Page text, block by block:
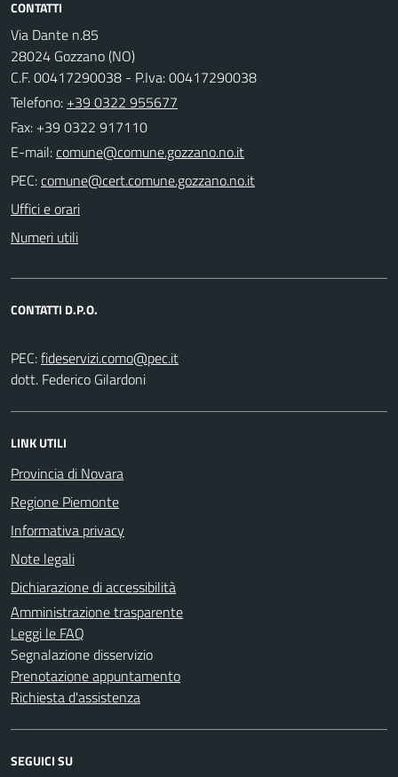
CONTATTI
Via Dante n.85
28024 Gozzano (NO)
C.F. 00417290038 - P.Iva: 00417290038
Telefono: +39 0322 955677
Fax: +39 0322 917110
E-mail:
PEC:
Uffici e orari
Numeri utili
CONTATTI D.P.O.
PEC:
dott. Federico Gilardoni
LINK UTILI
Provincia di Novara
Regione Piemonte
Informativa privacy
Note legali
Dichiarazione di accessibilità
Amministrazione trasparente
Leggi le FAQ
Segnalazione disservizio
Prenotazione appuntamento
Richiesta d'assistenza
SEGUICI SU